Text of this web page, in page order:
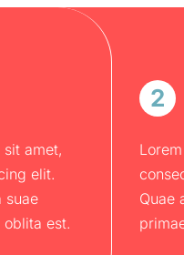
amet,
elit.
suae
est.
2
Quae